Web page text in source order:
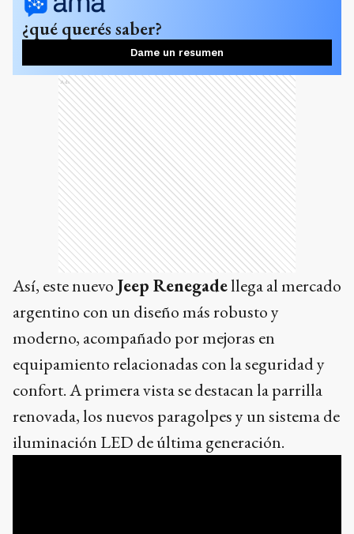
¿qué querés saber?
Dame un resumen
Ads
Así, este nuevo Jeep Renegadellega al mercado
argentino con un diseño más robusto y
moderno, acompañado por mejoras en
equipamiento relacionadas con la seguridad y
confort. A primera vista se destacan la parrilla
renovada, los nuevos paragolpes y un sistema de
iluminación LED de última generación.